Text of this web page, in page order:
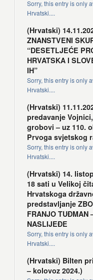
Sorry, this entry is only
Hrvatski....
(Hrvatski)
ZNANSTVENI
“DESETLJEĆE
HRVATSKA I
IH”
Sorry, this entry is only
Hrvatski....
(Hrvatski)
predavanje
grobovi – uz 110.
Prvoga svjetskog
Sorry, this entry is only
Hrvatski....
(Hrvatski) 14.
18 sati u Velikoj
Hrvatskoga
predstavljanje
FRANJO TUĐMAN
NASLIJEĐE
Sorry, this entry is only
Hrvatski....
(Hrvatski) Bilten
– kolovoz 2024.)